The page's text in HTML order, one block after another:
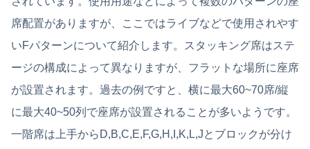
席配置がありますが、ここではライブなどで使用されやす
いFパターンについて紹介します。スタッキング席はステ
ージの構成によって異なりますが、フラットな場所に座席
が設置されます。過去の例ですと、横に最大60~70席/縦
に最大40~50列で座席が設置されることが多いようです。
一階席は上手からD,B,C,E,F,G,H,I,K,L,Jとブロックが分け